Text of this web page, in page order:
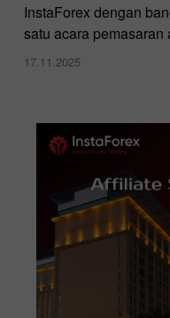
InstaForex dengan
satu acara pemasaran
17.11.2025